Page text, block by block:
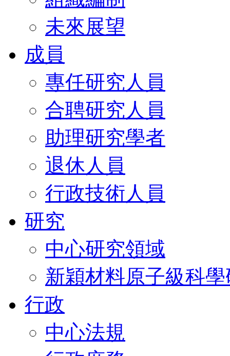
未來展望
成員
專任研究人員
合聘研究人員
助理研究學者
退休人員
行政技術人員
研究
中心研究領域
新穎材料原子級科
行政
中心法規